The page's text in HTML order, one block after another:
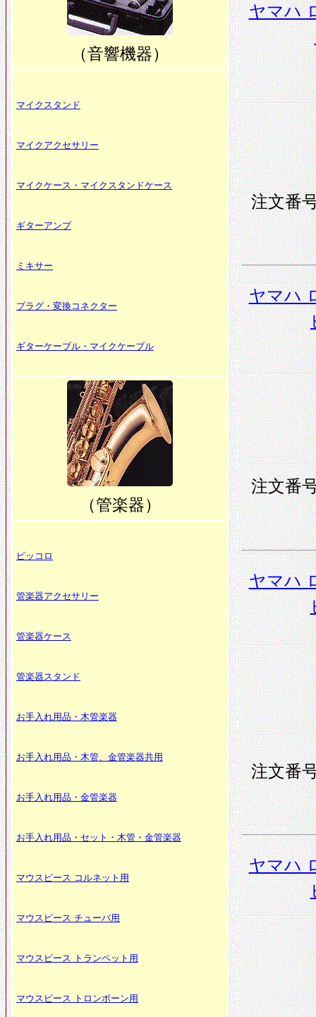
（音響機器）
マイクスタンド
マイクアクセサリー
マイクケース・マイクスタンドケース
ギターアンプ
ミキサー
プラグ・変換コネクター
ギターケーブル・マイクケーブル
（管楽器）
ピッコロ
管楽器アクセサリー
管楽器ケース
管楽器スタンド
お手入れ用品・木管楽器
お手入れ用品・木管、金管楽器共用
お手入れ用品・金管楽器
お手入れ用品・セット・木管・金管楽器
マウスピース コルネット用
マウスピース チューバ用
マウスピース トランペット用
マウスピース トロンボーン用
ヤマハ
注文番
ヤマハ
注文番
ヤマハ
注文番
ヤマハ